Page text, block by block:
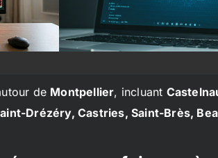
de Montpellier, incluant
Drézéry, Castries, Saint-Brès,